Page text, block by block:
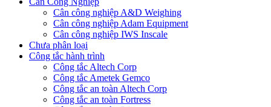
Cân công nghiệp A&D Weighing
Cân công nghiệp Adam Equipment
Cân công nghiệp IWS Inscale
Chưa phân loại
Công tắc hành trình
Công tắc Altech Corp
Công tắc Ametek Gemco
Công tắc an toàn Altech Corp
Công tắc an toàn Fortress